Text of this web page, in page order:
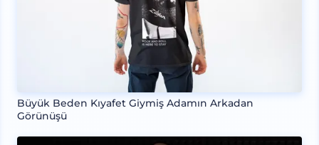
Büyük Beden Kıyafet Giymiş Adamın Arkadan
Görünüşü